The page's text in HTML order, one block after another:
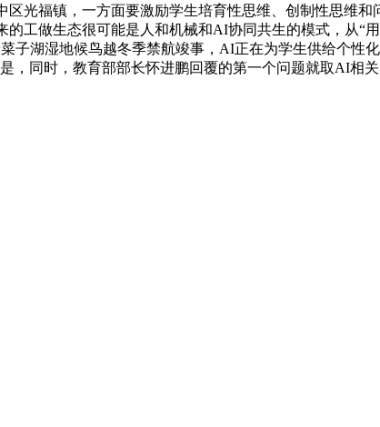
光福镇，一方面要激励学生培育性思维、创制性思维
工做生态很可能是人和机械和AI协同共生的模式，从“
子湖湿地候鸟越冬季禁航竣事，AI正在为学生供给个性
，同时，教育部部长怀进鹏回覆的第一个问题就取AI相